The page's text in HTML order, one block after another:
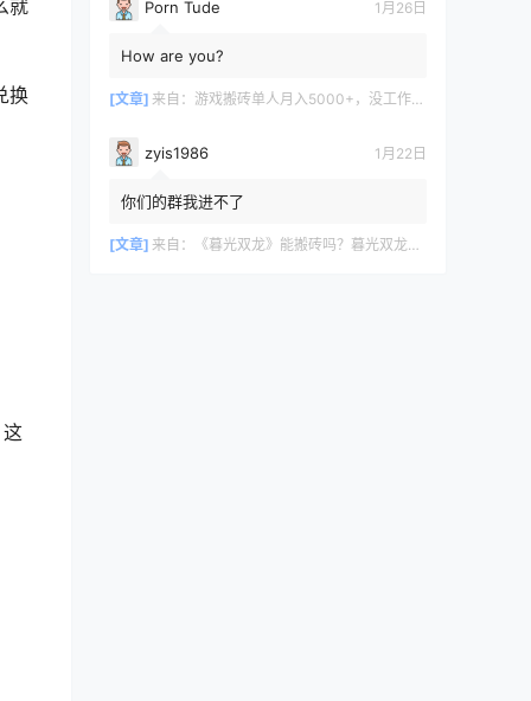
就
换
Porn Tude 1月26日
How are you?
[文章] 来自： 游戏搬砖单人月入5000+，没工作在家一个人就能做
zyis1986 1月22日
你们的群我进不了
[文章] 来自： 《暮光双龙》能搬砖吗？暮光双龙搬砖攻略教程